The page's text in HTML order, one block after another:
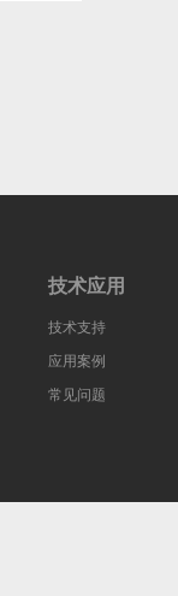
技术应用
技术支持
应用案例
常见问题